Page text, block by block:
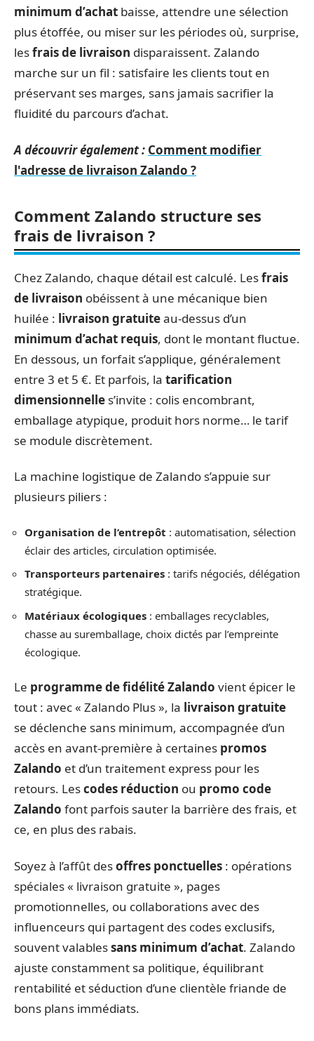
minimum d’achat baisse, attendre une sélection
plus étoffée, ou miser sur les périodes où, surprise,
lesfrais de livraison disparaissent. Zalando
marche sur un fil : satisfaire les clients tout en
préservant ses marges, sans jamais sacrifier la
fluidité du parcours d’achat.
A découvrir également : Comment modifier
l'adresse de livraison Zalando ?
Comment Zalando structure ses
frais de livraison ?
Chez Zalando, chaque détail est calculé. Lesfrais
de livraison obéissent à une mécanique bien
huilée : livraison gratuiteau-dessus d’un
minimum d’achat requis, dont le montant fluctue.
En dessous, un forfait s’applique, généralement
entre 3 et 5 €. Et parfois, la tarification
dimensionnelle s’invite : colis encombrant,
emballage atypique, produit hors norme… le tarif
se module discrètement.
La machine logistique de Zalando s’appuie sur
plusieurs piliers :
Organisation de l’entrepôt : automatisation, sélection
éclair des articles, circulation optimisée.
Transporteurs partenaires : tarifs négociés, délégation
stratégique.
Matériaux écologiques : emballages recyclables,
chasse au suremballage, choix dictés par l’empreinte
écologique.
Le programme de fidélité Zalando vient épicer le
tout : avec « Zalando Plus », la livraison gratuite
se déclenche sans minimum, accompagnée d’un
accès en avant-première à certaines promos
Zalando et d’un traitement express pour les
retours. Lescodes réduction ou promo code
Zalando font parfois sauter la barrière des frais, et
ce, en plus des rabais.
Soyez à l’affût desoffres ponctuelles : opérations
spéciales « livraison gratuite », pages
promotionnelles, ou collaborations avec des
influenceurs qui partagent des codes exclusifs,
souvent valablessans minimum d’achat. Zalando
ajuste constamment sa politique, équilibrant
rentabilité et séduction d’une clientèle friande de
bons plans immédiats.